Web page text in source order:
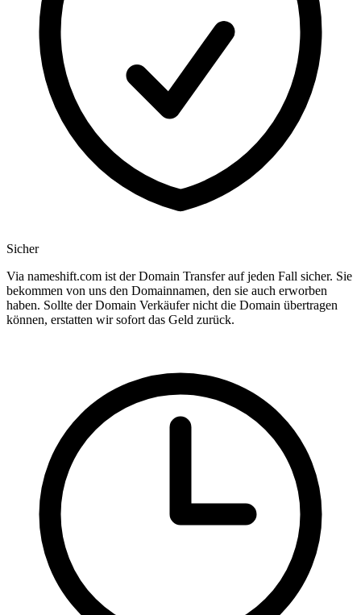
Sicher
Via nameshift.com ist der Domain Transfer auf jeden Fall sicher. Sie
bekommen von uns den Domainnamen, den sie auch erworben
haben. Sollte der Domain Verkäufer nicht die Domain übertragen
können, erstatten wir sofort das Geld zurück.